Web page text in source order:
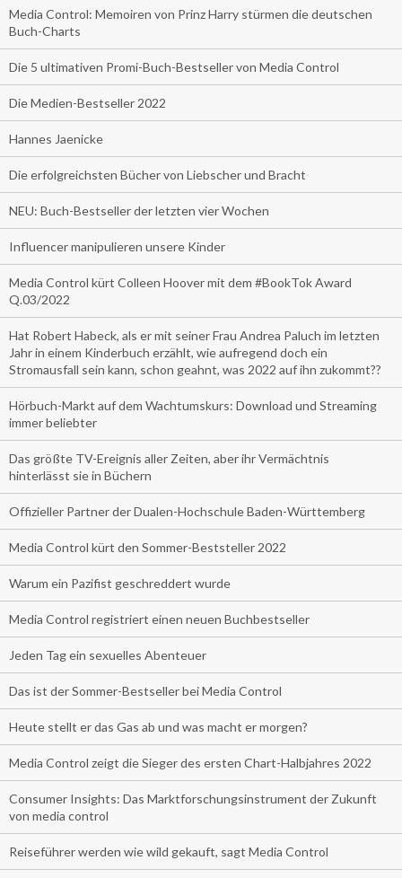
Media Control: Memoiren von Prinz Harry stürmen die deutschen
Buch-Charts
Die 5 ultimativen Promi-Buch-Bestseller von Media Control
Die Medien-Bestseller 2022
Hannes Jaenicke
Die erfolgreichsten Bücher von Liebscher und Bracht
NEU: Buch-Bestseller der letzten vier Wochen
Influencer manipulieren unsere Kinder
Media Control kürt Colleen Hoover mit dem #BookTok Award
Q.03/2022
Hat Robert Habeck, als er mit seiner Frau Andrea Paluch im letzten
Jahr in einem Kinderbuch erzählt, wie aufregend doch ein
Stromausfall sein kann, schon geahnt, was 2022 auf ihn zukommt??
Hörbuch-Markt auf dem Wachtumskurs: Download und Streaming
immer beliebter
Das größte TV-Ereignis aller Zeiten, aber ihr Vermächtnis
hinterlässt sie in Büchern
Offizieller Partner der Dualen-Hochschule Baden-Württemberg
Media Control kürt den Sommer-Beststeller 2022
Warum ein Pazifist geschreddert wurde
Media Control registriert einen neuen Buchbestseller
Jeden Tag ein sexuelles Abenteuer
Das ist der Sommer-Bestseller bei Media Control
Heute stellt er das Gas ab und was macht er morgen?
Media Control zeigt die Sieger des ersten Chart-Halbjahres 2022
Consumer Insights: Das Marktforschungsinstrument der Zukunft
von media control
Reiseführer werden wie wild gekauft, sagt Media Control